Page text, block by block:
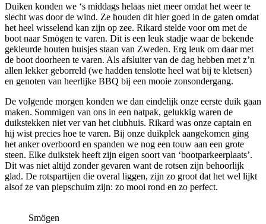
Duiken konden we ‘s middags helaas niet meer omdat het weer te
slecht was door de wind. Ze houden dit hier goed in de gaten omdat
het heel wisselend kan zijn op zee. Rikard stelde voor om met de
boot naar Smögen te varen. Dit is een leuk stadje waar de bekende
gekleurde houten huisjes staan van Zweden. Erg leuk om daar met
de boot doorheen te varen. Als afsluiter van de dag hebben met z’n
allen lekker geborreld (we hadden tenslotte heel wat bij te kletsen)
en genoten van heerlijke BBQ bij een mooie zonsondergang.
De volgende morgen konden we dan eindelijk onze eerste duik gaan
maken. Sommigen van ons in een natpak, gelukkig waren de
duikstekken niet ver van het clubhuis. Rikard was onze captain en
hij wist precies hoe te varen. Bij onze duikplek aangekomen ging
het anker overboord en spanden we nog een touw aan een grote
steen. Elke duikstek heeft zijn eigen soort van ‘bootparkeerplaats’.
Dit was niet altijd zonder gevaren want de rotsen zijn behoorlijk
glad. De rotspartijen die overal liggen, zijn zo groot dat het wel lijkt
alsof ze van piepschuim zijn: zo mooi rond en zo perfect.
Smögen